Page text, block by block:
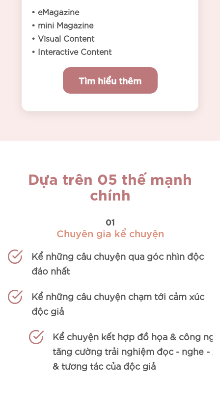
• eMagazine
• mini Magazine
• Visual Content
• Interactive Content
Tìm hiểu thêm
Dựa trên 05 thế mạnh
chính
01
Chuyên gia kể chuyện
Kể những câu chuyện qua góc nhìn độc
đáo nhất
Kể những câu chuyện chạm tới cảm xúc
độc giả
Kể chuyện kết hợp đồ họa & công nghệ:
tăng cường trải nghiệm đọc - nghe - xem
& tương tác của độc giả